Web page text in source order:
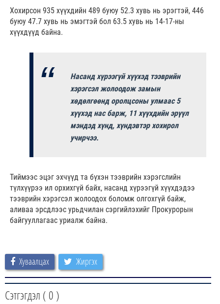
Хохирсон 935 хүүхдийн 489 буюу 52.3 хувь нь эрэгтэй, 446
буюу 47.7 хувь нь эмэгтэй бол 63.5 хувь нь 14-17-ны
хүүхдүүд байна.
Насанд хүрээгүй хүүхэд тээврийн
хэрэгсэл жолоодож замын
хөдөлгөөнд оролцсоны улмаас 5
хүүхэд нас барж, 11 хүүхдийн эрүүл
мэндэд хүнд, хүндэвтэр хохирол
учирчээ.
Тиймээс эцэг эхчүүд та бүхэн тээврийн хэрэгслийн
түлхүүрээ ил орхихгүй байх, насанд хүрээгүй хүүхдэдээ
тээврийн хэрэгсэл жолоодох боломж олгохгүй байж,
аливаа эрсдлээс урьдчилан сэргийлэхийг Прокурорын
байгууллагаас уриалж байна.
Хуваалцах Жиргэх
Сэтгэгдэл ( 0 )